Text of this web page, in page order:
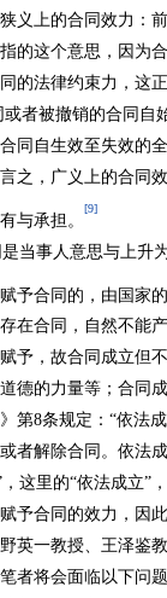
义上的合同效力：
的这个意思，因为
的法律约束力，这
者被撤销的合同
同自生效至失效的
之，广义上的合同
与承担。
[9]
当事人意思与上升
予合同的，由国家
在合同，自然不能
予，故合同成立但
德的力量等；合同
第8条规定：“依法
者解除合同。依法
这里的“依法成立
予合同的效力，因
英一教授、王泽鉴
者将会面临以下问